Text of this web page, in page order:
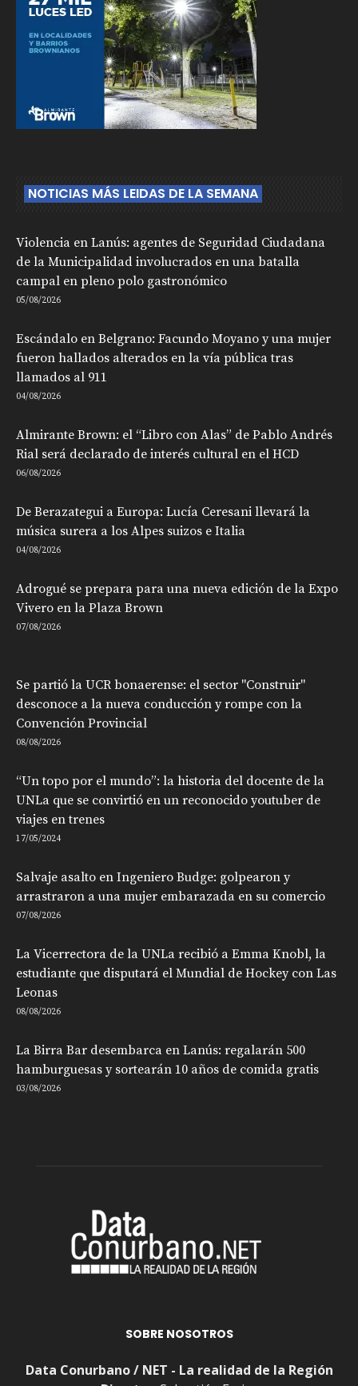
NOTICIAS MÁS LEIDAS DE LA SEMANA
Violencia en Lanús: agentes de Seguridad Ciudadana
de la Municipalidad involucrados en una batalla
campal en pleno polo gastronómico
05/08/2026
Escándalo en Belgrano: Facundo Moyano y una mujer
fueron hallados alterados en la vía pública tras
llamados al 911
04/08/2026
Almirante Brown: el “Libro con Alas” de Pablo Andrés
Rial será declarado de interés cultural en el HCD
06/08/2026
De Berazategui a Europa: Lucía Ceresani llevará la
música surera a los Alpes suizos e Italia
04/08/2026
Adrogué se prepara para una nueva edición de la Expo
Vivero en la Plaza Brown
07/08/2026
Se partió la UCR bonaerense: el sector "Construir"
desconoce a la nueva conducción y rompe con la
Convención Provincial
08/08/2026
“Un topo por el mundo”: la historia del docente de la
UNLa que se convirtió en un reconocido youtuber de
viajes en trenes
17/05/2024
Salvaje asalto en Ingeniero Budge: golpearon y
arrastraron a una mujer embarazada en su comercio
07/08/2026
La Vicerrectora de la UNLa recibió a Emma Knobl, la
estudiante que disputará el Mundial de Hockey con Las
Leonas
08/08/2026
La Birra Bar desembarca en Lanús: regalarán 500
hamburguesas y sortearán 10 años de comida gratis
03/08/2026
SOBRE NOSOTROS
Data Conurbano / NET - La realidad de la Región